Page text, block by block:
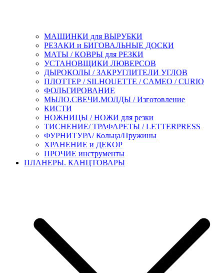
МАШИНКИ для ВЫРУБКИ
РЕЗАКИ и БИГОВАЛЬНЫЕ ДОСКИ
МАТЫ / КОВРЫ для РЕЗКИ
УСТАНОВЩИКИ ЛЮВЕРСОВ
ДЫРОКОЛЫ / ЗАКРУГЛИТЕЛИ УГЛОВ
ПЛОТТЕР / SILHOUETTE / CAMEO / CURIO
ФОЛЬГИРОВАНИЕ
МЫЛО.СВЕЧИ.МОЛДЫ / Изготовление
КИСТИ
НОЖНИЦЫ / НОЖИ для резки
ТИСНЕНИЕ/ ТРАФАРЕТЫ / LETTERPRESS
ФУРНИТУРА/ Кольца/Пружины
ХРАНЕНИЕ и ДЕКОР
ПРОЧИЕ инструменты
ПЛАНЕРЫ. КАНЦТОВАРЫ